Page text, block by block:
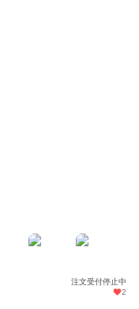
注文受付停止中
2